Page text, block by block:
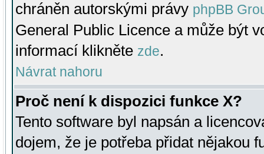
chráněn autorskými právy phpBB
General Public Licence a může být
informací klikněte zde.
Návrat nahoru
Proč není k dispozici funkce X?
Tento software byl napsán a
dojem, že je potřeba přidat nějakou